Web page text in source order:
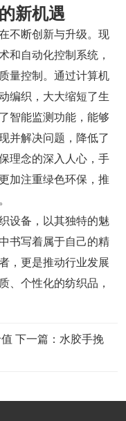
新机遇
不断创新与升级。现
和自动化控制系统，
量控制。通过计算机
编织，大大缩短了生
智能监测功能，能够
并解决问题，降低了
理念的深入人心，手
加注重绿色环保，推
设备，以其独特的魅
书写着属于自己的精
，更是推动行业发展
、个性化的纺织品，
下一篇： 水胶手挽